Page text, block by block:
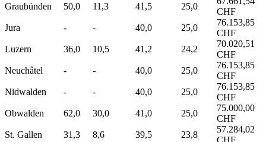
Graubünden
50,0 11,3 41,5 25,0
CHF
Jura
- - 40,0 25,0
76.153,85
CHF
Luzern
36,0 10,5 41,2 24,2
70.020,51
CHF
Neuchâtel
- - 40,0 25,0
76.153,85
CHF
Nidwalden
- - 40,0 25,0
76.153,85
CHF
Obwalden
62,0 30,0 41,0 25,0
75.000,00
CHF
St. Gallen
31,3 8,6 39,5 23,8
57.284,02
CHF